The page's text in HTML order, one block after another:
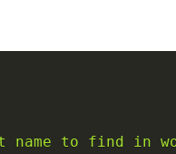
name to find in